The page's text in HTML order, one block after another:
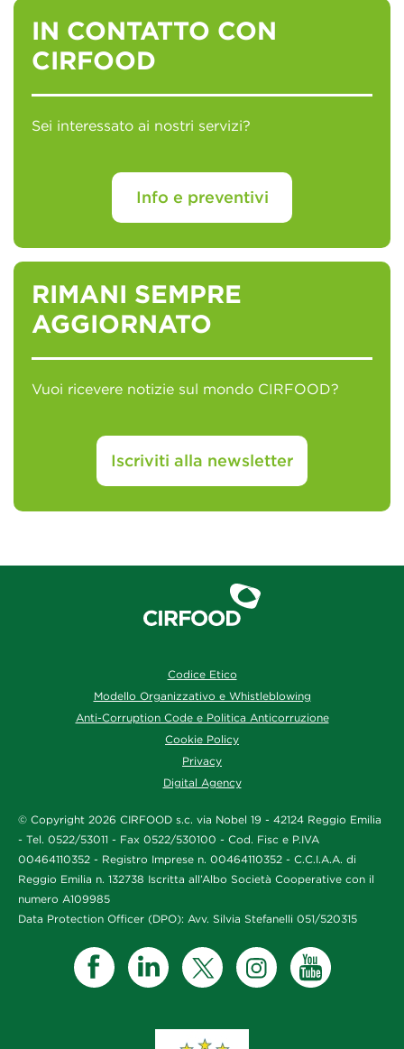
IN CONTATTO CON
CIRFOOD
Sei interessato ai nostri servizi?
Info e preventivi
RIMANI SEMPRE
AGGIORNATO
Vuoi ricevere notizie sul mondo CIRFOOD?
Iscriviti alla newsletter
Codice Etico
Modello Organizzativo e Whistleblowing
Anti-Corruption Code e Politica Anticorruzione
Cookie Policy
Privacy
Digital Agency
© Copyright 2026 CIRFOOD s.c. via Nobel 19 - 42124 Reggio Emilia
- Tel. 0522/53011 - Fax 0522/530100 - Cod. Fisc e P.IVA
00464110352 - Registro Imprese n. 00464110352 - C.C.I.A.A. di
Reggio Emilia n. 132738 Iscritta all’Albo Società Cooperative con il
numero A109985
Data Protection Officer (DPO): Avv. Silvia Stefanelli 051/520315